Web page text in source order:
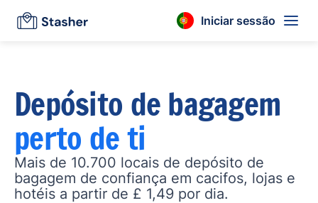
Iniciar sessão
Depósito de bagagem
perto de ti
Mais de 10.700 locais de depósito de
bagagem de confiança em cacifos, lojas e
hotéis a partir de £ 1,49 por dia.